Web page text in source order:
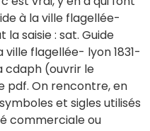
à la ville flagellée-
la saisie : sat. Guide
flagellée- lyon 1831-
cdaph (ouvrir le
pdf. On rencontre, en
et sigles utilisés
commerciale ou